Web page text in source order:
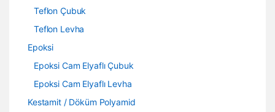
Teflon Çubuk
Teflon Levha
Epoksi
Epoksi Cam Elyaflı Çubuk
Epoksi Cam Elyaflı Levha
Kestamit / Döküm Polyamid